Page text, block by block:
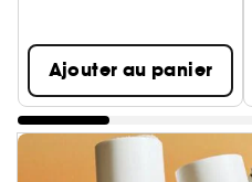
Ajouter au panier